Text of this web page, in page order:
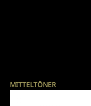
MITTELTÖNER